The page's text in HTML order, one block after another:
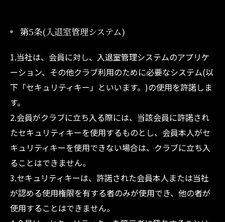
第5条(入退室管理システム)
1.当社は、会員に対し、入退室管理システムのアプリケ
ーション、その他クラブ利用のために必要なシステム(以
下「セキュリティキー」といいます。)の使用を許諾しま
す。
2.会員がクラブに立ち入る際には、当該会員に許諾され
たセキュリティキーを使用するものとし、会員本人がセ
キュリティキーを使用できない場合は、クラブに立ち入
ることはできません。
3.セキュリティキーは、許諾された会員本人または当社
が認める使用権限を有する者のみが使用でき、他の者が
使用することはできません。